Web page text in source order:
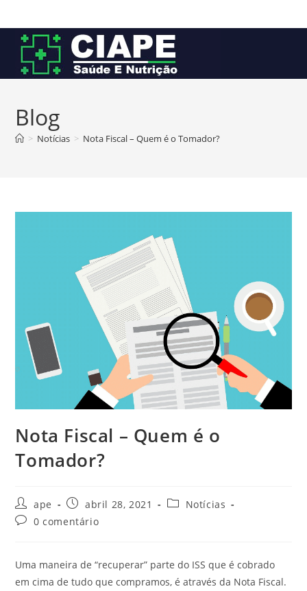
para
conteúdo
Blog
> Notícias > Nota Fiscal – Quem é o Tomador?
Nota Fiscal – Quem é o
Tomador?
Autor
do
post:
ape
Post
publicado:
abril 28, 2021
Categoria
Notícias
Comentários
0 comentário
Uma maneira de “recuperar” parte do ISS que é cobrado
em cima de tudo que compramos, é através da Nota Fiscal.